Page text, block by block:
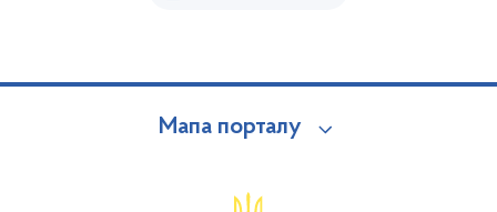
Мапа порталу